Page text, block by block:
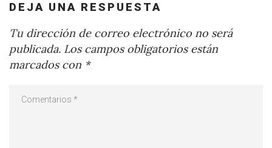
DEJA UNA RESPUESTA
Tu dirección de correo electrónico no será
publicada. Los campos obligatorios están
marcados con *